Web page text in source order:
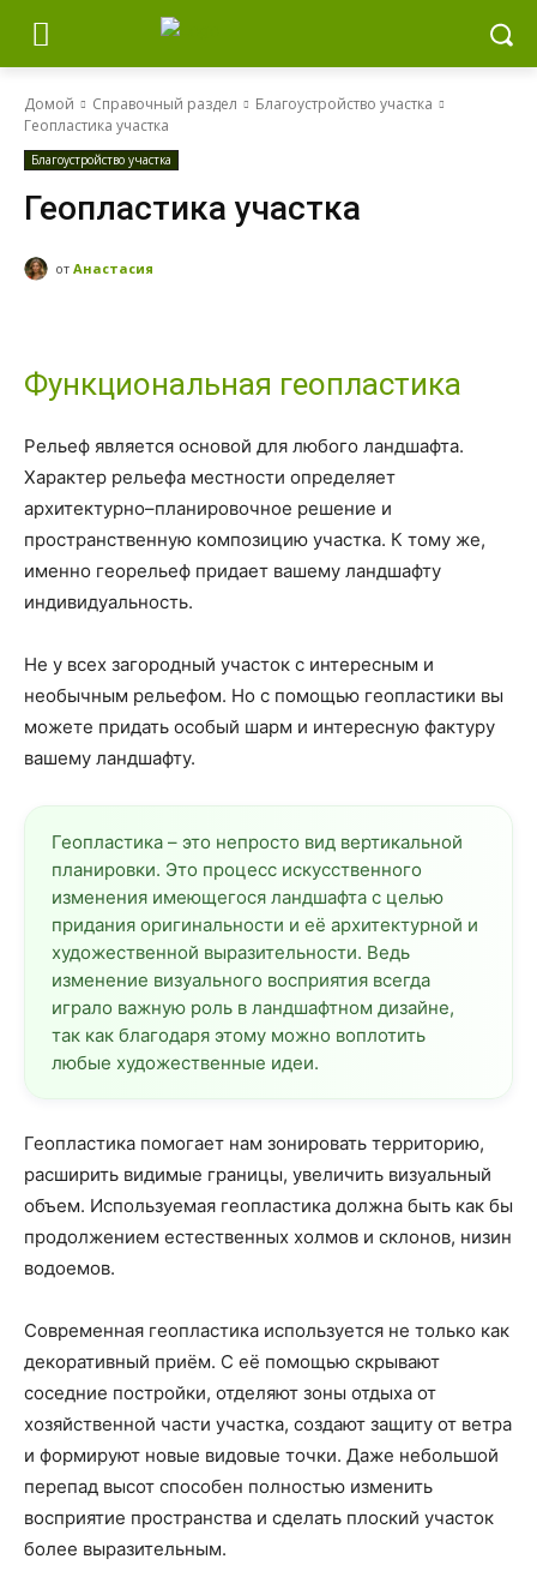
Домой Справочный раздел
Благоустройство участка
Геопластика участка
Благоустройство участка
Геопластика участка
от Анастасия
Функциональная геопластика
Рельеф является основой для любого ландшафта.
Характер рельефа местности определяет
архитектурно–планировочное решение и
пространственную композицию участка. К тому же,
именно георельеф придает вашему ландшафту
индивидуальность.
Не у всех загородный участок с интересным и
необычным рельефом. Но с помощью геопластики вы
можете придать особый шарм и интересную фактуру
вашему ландшафту.
Геопластика – это непросто вид вертикальной
планировки. Это процесс искусственного
изменения имеющегося ландшафта с целью
придания оригинальности и её архитектурной и
художественной выразительности. Ведь
изменение визуального восприятия всегда
играло важную роль в ландшафтном дизайне,
так как благодаря этому можно воплотить
любые художественные идеи.
Геопластика помогает нам зонировать территорию,
расширить видимые границы, увеличить визуальный
объем. Используемая геопластика должна быть как бы
продолжением естественных холмов и склонов, низин
водоемов.
Современная геопластика используется не только как
декоративный приём. С её помощью скрывают
соседние постройки, отделяют зоны отдыха от
хозяйственной части участка, создают защиту от ветра
и формируют новые видовые точки. Даже небольшой
перепад высот способен полностью изменить
восприятие пространства и сделать плоский участок
более выразительным.